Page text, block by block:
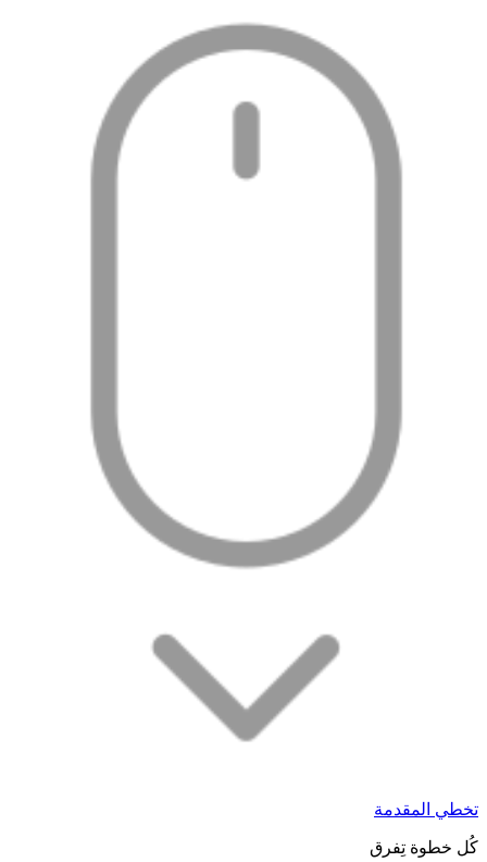
تخطي المقدمة
كُل خطوة تِفرق